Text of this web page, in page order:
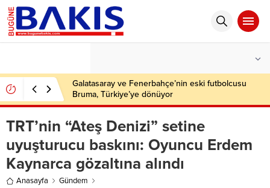
Galatasaray ve Fenerbahçe’nin eski futbolcusu
Bruma, Türkiye’ye dönüyor
TRT’nin “Ateş Denizi” setine
uyuşturucu baskını: Oyuncu Erdem
Kaynarca gözaltına alındı
Anasayfa
Gündem